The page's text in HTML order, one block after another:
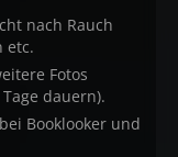
nach Rauch
etc.
Fotos
dauern).
Booklooker und